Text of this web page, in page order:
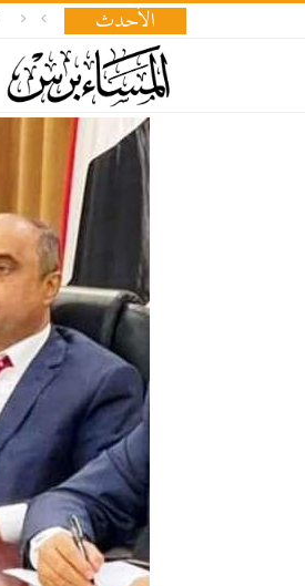
الأحدث